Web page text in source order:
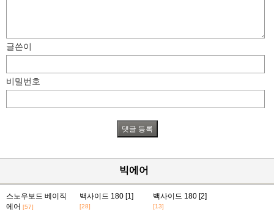
글쓴이
비밀번호
빅에어
스노우보드 베이직
에어 [57]
백사이드 180 [1]
[28]
백사이드 180 [2]
[13]